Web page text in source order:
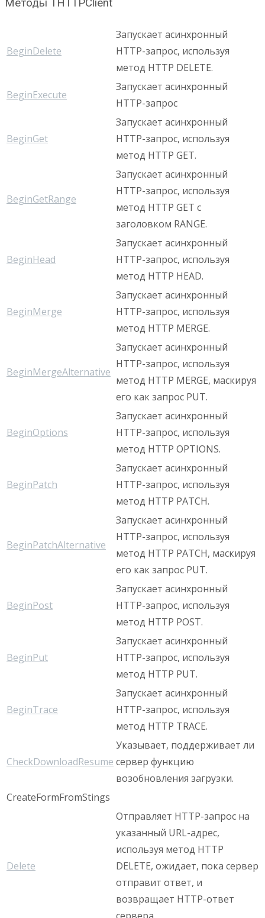
Методы THTTPClient
BeginDelete
Запускает асинхронный
HTTP-запрос, используя
метод HTTP DELETE.
BeginExecute
Запускает асинхронный
HTTP-запрос
BeginGet
Запускает асинхронный
HTTP-запрос, используя
метод HTTP GET.
BeginGetRange
Запускает асинхронный
HTTP-запрос, используя
метод HTTP GET с
заголовком RANGE.
BeginHead
Запускает асинхронный
HTTP-запрос, используя
метод HTTP HEAD.
BeginMerge
Запускает асинхронный
HTTP-запрос, используя
метод HTTP MERGE.
BeginMergeAlternative
Запускает асинхронный
HTTP-запрос, используя
метод HTTP MERGE, маскируя
его как запрос PUT.
BeginOptions
Запускает асинхронный
HTTP-запрос, используя
метод HTTP OPTIONS.
BeginPatch
Запускает асинхронный
HTTP-запрос, используя
метод HTTP PATCH.
BeginPatchAlternative
Запускает асинхронный
HTTP-запрос, используя
метод HTTP PATCH, маскируя
его как запрос PUT.
BeginPost
Запускает асинхронный
HTTP-запрос, используя
метод HTTP POST.
BeginPut
Запускает асинхронный
HTTP-запрос, используя
метод HTTP PUT.
BeginTrace
Запускает асинхронный
HTTP-запрос, используя
метод HTTP TRACE.
CheckDownloadResume
Указывает, поддерживает ли
сервер функцию
возобновления загрузки.
CreateFormFromStings
Delete
Отправляет HTTP-запрос на
указанный URL-адрес,
используя метод HTTP
DELETE, ожидает, пока сервер
отправит ответ, и
возвращает HTTP-ответ